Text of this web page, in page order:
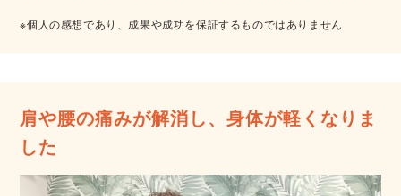
※個人の感想であり、成果や成功を保証するものではありません
肩や腰の痛みが解消し、身体が軽くなりま
した